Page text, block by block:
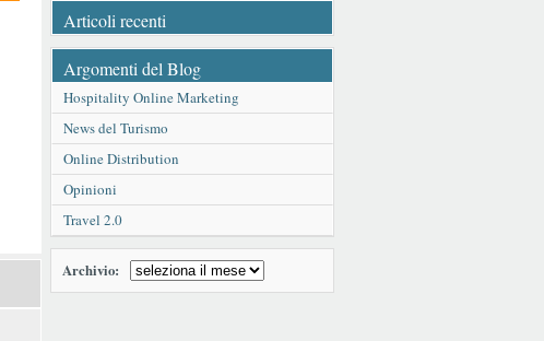
Articoli recenti
Argomenti del Blog
Hospitality Online Marketing
News del Turismo
Online Distribution
Opinioni
Travel 2.0
Archivio: